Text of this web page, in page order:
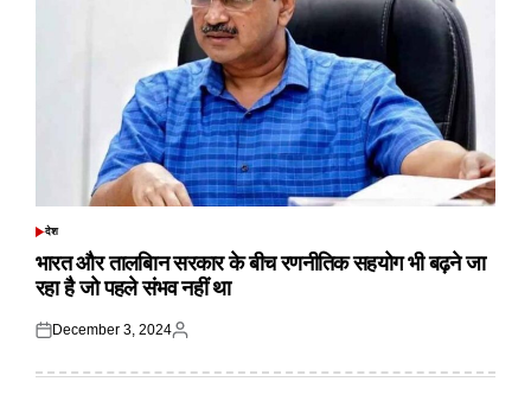
POSTED
देश
भारत और तालबिान सरकार के बीच रणनीतिक सहयोग भी बढ़ने जा
रहा है जो पहले संभव नहीं था
Posted
December 3, 2024
Posted